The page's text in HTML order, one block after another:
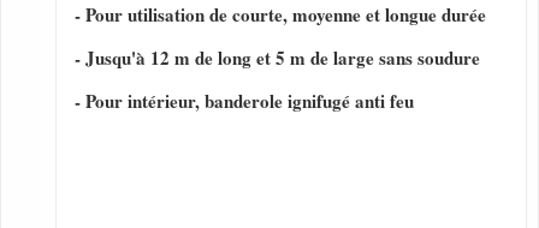
- Pour utilisation de courte, moyenne et longue durée
- Jusqu'à 12 m de long et 5 m de large sans soudure
- Pour intérieur, banderole ignifugé anti feu